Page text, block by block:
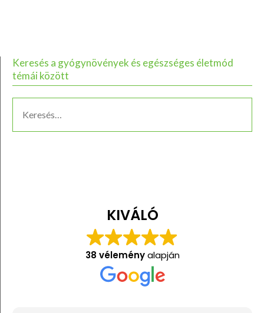
Keresés a gyógynövények és egészséges életmód
témái között
KIVÁLÓ
38 véleményalapján